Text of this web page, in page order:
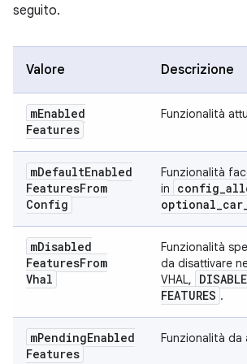
seguito.
Valore Descrizione
mEnabled
Features
Funzionalità
mDefaultEnabled
FeaturesFrom
Config
Funzionalità
in
config_
optional_car
mDisabled
FeaturesFrom
Vhal
Funzionalità
da disattivare
VHAL,
FEATURES .
mPendingEnabled
Features
Funzionalità da